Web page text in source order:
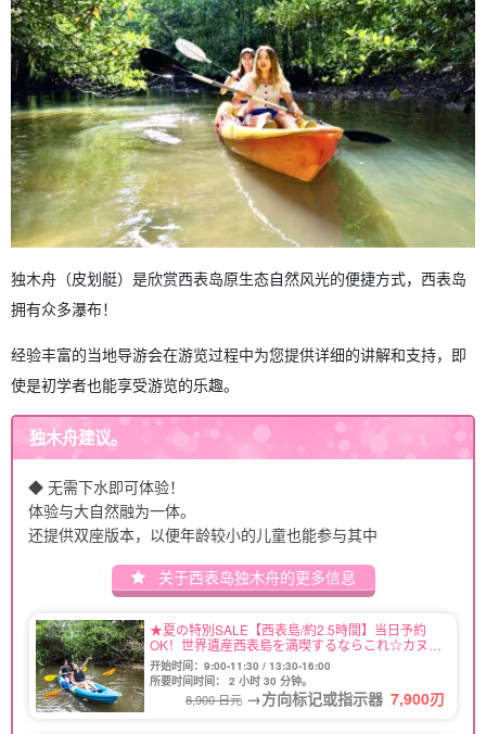
独木舟（皮划艇）是欣赏西表岛原生态自然风光的便捷方式，西表岛
拥有众多瀑布！
经验丰富的当地导游会在游览过程中为您提供详细的讲解和支持，即
使是初学者也能享受游览的乐趣。
独木舟建议。
◆ 无需下水即可体验！
体验与大自然融为一体。
还提供双座版本，以便年龄较小的儿童也能参与其中
关于西表岛独木舟的更多信息
★夏の特別SALE【西表島/約2.5時間】当日予約
OK！世界遺産西表島を満喫するならこれ☆カヌー
で秘境マングローブクルーズ★写真無料＆送迎付
き（No.6）
开始时间：9:00-11:30 / 13:30-16:00
所要时间时间： 2 小时 30 分钟。
8,900 日元 →方向标记或指示器 7,900刃